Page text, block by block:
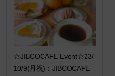
☆JIBCOCAFE Event☆23/
10/9(月祝)：JIBCOCAFE